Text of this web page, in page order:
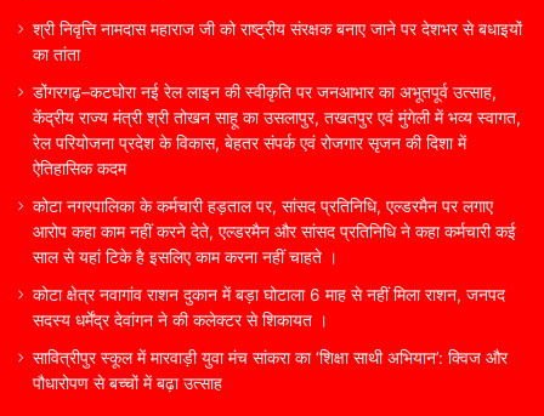
श्री निवृत्ति नामदास महाराज जी को राष्ट्रीय संरक्षक बनाए जाने पर देशभर से बधाइयों
का तांता
डोंगरगढ़–कटघोरा नई रेल लाइन की स्वीकृति पर जनआभार का अभूतपूर्व उत्साह,
केंद्रीय राज्य मंत्री श्री तोखन साहू का उसलापुर, तखतपुर एवं मुंगेली में भव्य स्वागत,
रेल परियोजना प्रदेश के विकास, बेहतर संपर्क एवं रोजगार सृजन की दिशा में
ऐतिहासिक कदम
कोटा नगरपालिका के कर्मचारी हड़ताल पर, सांसद प्रतिनिधि, एल्डरमैन पर लगाए
आरोप कहा काम नहीं करने देते, एल्डरमैन और सांसद प्रतिनिधि ने कहा कर्मचारी कई
साल से यहां टिके है इसलिए काम करना नहीं चाहते ।
कोटा क्षेत्र नवागांव राशन दुकान में बड़ा घोटाला 6 माह से नहीं मिला राशन, जनपद
सदस्य धर्मेंद्र देवांगन ने की कलेक्टर से शिकायत ।
सावित्रीपुर स्कूल में मारवाड़ी युवा मंच सांकरा का ‘शिक्षा साथी अभियान’: क्विज और
पौधारोपण से बच्चों में बढ़ा उत्साह